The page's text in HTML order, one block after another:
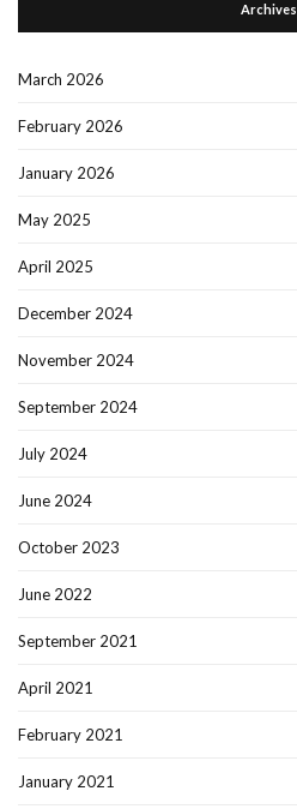
Archives
March 2026
February 2026
January 2026
May 2025
April 2025
December 2024
November 2024
September 2024
July 2024
June 2024
October 2023
June 2022
September 2021
April 2021
February 2021
January 2021